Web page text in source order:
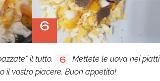
6
il tutto. 6
Mettete le uova nei piatti
il vostro piacere. Buon appetito!